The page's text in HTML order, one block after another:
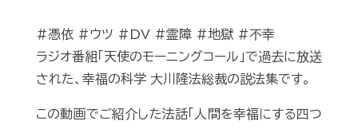
#憑依 #ウツ #DV #霊障 #地獄 #不幸
ラジオ番組「天使のモーニングコール」で過去に放送
された、幸福の科学 大川隆法総裁の説法集です。
この動画でご紹介した法話「人間を幸福にする四つ